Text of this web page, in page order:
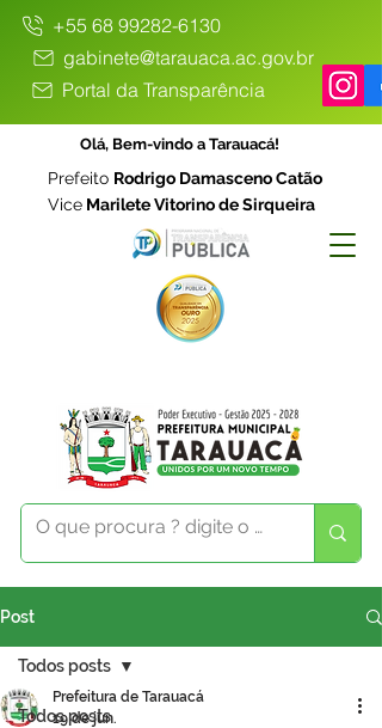
+55 68 99282-6130
gabinete@tarauaca.ac.gov.br
Portal da Transparência
Olá, Bem-vindo a Tarauacá!
Prefeito Rodrigo Damasceno Catão
Vice Marilete Vitorino de Sirqueira
Post
Todos posts
Todos posts
Prefeitura de Tarauacá
19 de jun.